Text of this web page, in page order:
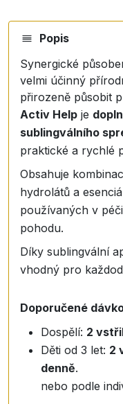
Popis
Synergické
velmi účinný
přirozeně působit
Activ Help je
sublingválního
praktické a rychlé
Obsahuje
hydrolátů a
používaných v
pohodu.
Díky sublingvální
vhodný pro
Doporučené
Dospělí: 2
Děti od 3 let: 2
denně.
nebo podle